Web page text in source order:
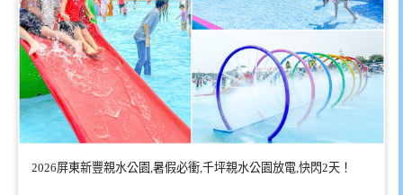
2026屏東新豐親水公園,暑假必衝,千坪親水公園放電,快閃2天！